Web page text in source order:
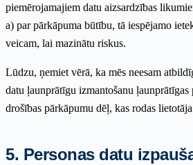
piemērojamajiem datu aizsardzības
a) par pārkāpuma būtību, tā iespējamo
veicam, lai mazinātu riskus.
Lūdzu, ņemiet vērā, ka mēs neesam
datu ļaunprātīgu izmantošanu ļaunprātīgas
drošības pārkāpumu dēļ, kas rodas
5. Personas datu